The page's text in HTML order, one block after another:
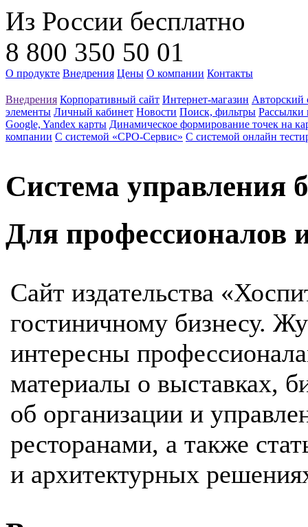
Из России бесплатно
8 800 350 50 01
О продукте Внедрения Цены О компании Контакты
Внедрения Корпоративный сайт Интернет-магазин Авторский
элементы Личный кабинет Новости Поиск, фильтры Рассылки
Google, Yandex карты Динамическое формирование точек на
компании С системой «СРО-Сервис» С системой онлайн
Система управления
Для профессионалов
Сайт издательства
гостиничному бизнесу.
интересны
материалы о выставках,
об организации и
ресторанами, а также
и архитектурных